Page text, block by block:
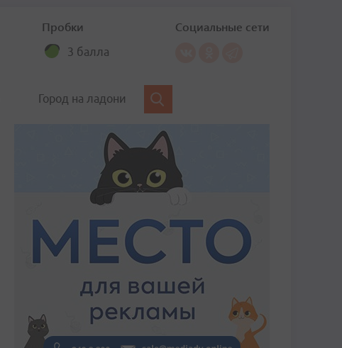
Пробки
3 балла
Социальные сети
Город на ладони